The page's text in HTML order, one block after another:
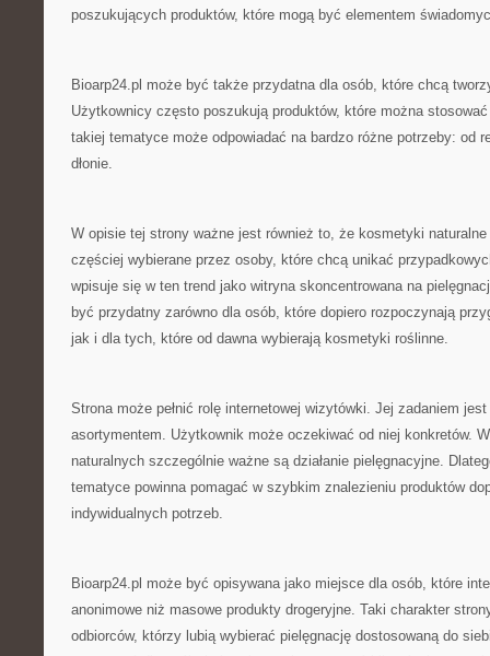
poszukujących produktów, które mogą być elementem
Bioarp24.pl może być także przydatna dla osób, które chcą
Użytkownicy często poszukują produktów, które można
takiej tematyce może odpowiadać na bardzo różne potrzeby: od
dłonie.
W opisie tej strony ważne jest również to, że kosmetyki
częściej wybierane przez osoby, które chcą unikać
wpisuje się w ten trend jako witryna skoncentrowana na
być przydatny zarówno dla osób, które dopiero rozpoczynają
jak i dla tych, które od dawna wybierają kosmetyki roślinne.
Strona może pełnić rolę internetowej wizytówki. Jej zadaniem
asortymentem. Użytkownik może oczekiwać od niej konkretów.
naturalnych szczególnie ważne są działanie pielęgnacyjne.
tematyce powinna pomagać w szybkim znalezieniu produktów
indywidualnych potrzeb.
Bioarp24.pl może być opisywana jako miejsce dla osób, które
anonimowe niż masowe produkty drogeryjne. Taki charakter
odbiorców, którzy lubią wybierać pielęgnację dostosowaną do